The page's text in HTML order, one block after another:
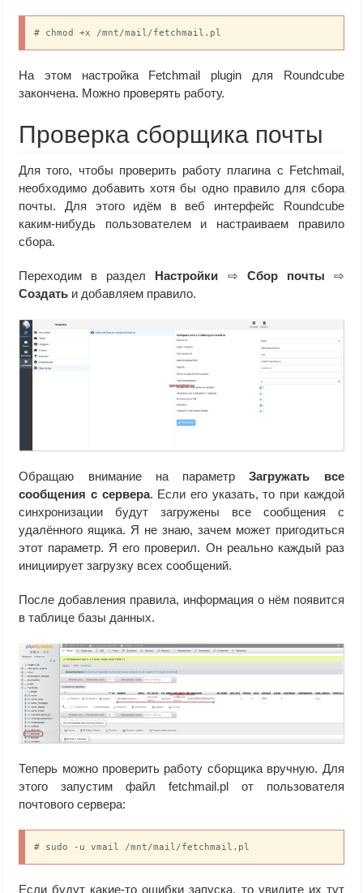
# chmod +x /mnt/mail/fetchmail.pl
На этом настройка Fetchmail plugin для Roundcube
закончена. Можно проверять работу.
Проверка сборщика почты
Для того, чтобы проверить работу плагина с Fetchmail,
необходимо добавить хотя бы одно правило для сбора
почты. Для этого идём в веб интерфейс Roundcube
каким-нибудь пользователем и настраиваем правило
сбора.
Переходим в раздел Настройки ⇨ Сбор почты ⇨
Создать и добавляем правило.
Обращаю внимание на параметрЗагружать все
сообщения с сервера. Если его указать, то при каждой
синхронизации будут загружены все сообщения с
удалённого ящика. Я не знаю, зачем может пригодиться
этот параметр. Я его проверил. Он реально каждый раз
инициирует загрузку всех сообщений.
После добавления правила, информация о нём появится
в таблице базы данных.
Теперь можно проверить работу сборщика вручную. Для
этого запустим файл fetchmail.pl от пользователя
почтового сервера:
# sudo -u vmail /mnt/mail/fetchmail.pl
Если будут какие-то ошибки запуска, то увидите их тут